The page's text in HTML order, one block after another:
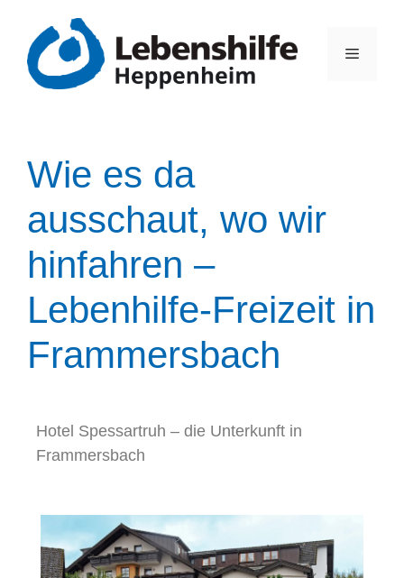
Wie es da
ausschaut, wo wir
hinfahren –
Lebenhilfe-Freizeit in
Frammersbach
Hotel Spessartruh – die Unterkunft in
Frammersbach